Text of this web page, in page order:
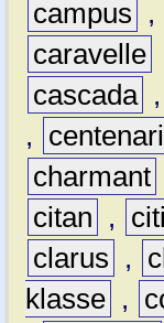
campus
,
caravelle
cascada ,
,
charmant
citan
,
clarus
,
klasse ,